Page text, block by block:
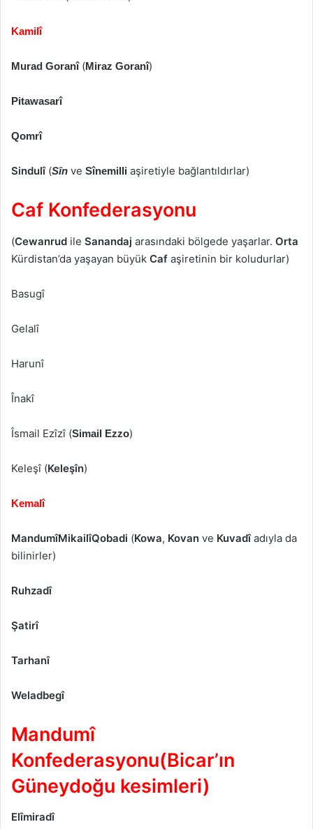
Kamilî
Murad Goranî (Miraz Goranî)
Pitawasarî
Qomrî
Sindulî (Sîn ve Sînemilli aşiretiyle bağlantıldırlar)
Caf Konfederasyonu
(Cewanrud ile Sanandaj arasındaki bölgede yaşarlar. Orta
Kürdistan’da yaşayan büyük Caf aşiretinin bir koludurlar)
Basugî
Gelalî
Harunî
Înakî
Îsmail Ezîzî (Simail Ezzo)
Keleşî (Keleşîn)
Kemalî
MandumîMikailîQobadi (Kowa, Kovan ve Kuvadîadıyla da
bilinirler)
Ruhzadî
Şatirî
Tarhanî
Weladbegî
Mandumî
Konfederasyonu(Bicar’ın
Güneydoğu kesimleri)
Elîmiradî